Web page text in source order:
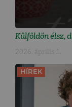
Külföldön élsz,
2026. április 1.
HÍREK